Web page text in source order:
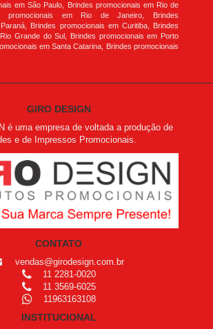
em São Paulo, Brindes promocionais em Rio de
promocionais em Rio de Janeiro, Brindes
Brindes promocionais em Curitiba, Brindes
Grande do Sul, Brindes promocionais em Porto
em Santa Catarina, Brindes promocionais
GIRO DESIGN
é uma empresa de voltada a produção de
e de Impressos Promocionais.
CONTATO
vendas@girodesign.com.br
11 2281-0020
11 3569-6025
11963163108
INSTITUCIONAL